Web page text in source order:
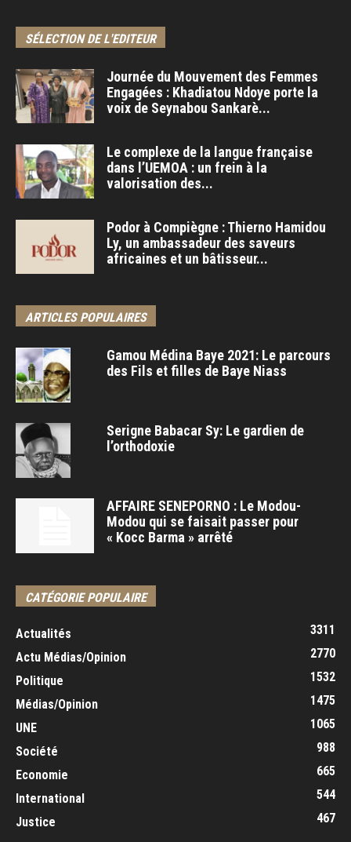
SÉLECTION DE L'EDITEUR
Journée du Mouvement des Femmes
Engagées : Khadiatou Ndoye porte la
voix de Seynabou Sankarè...
Le complexe de la langue française
dans l’UEMOA : un frein à la
valorisation des...
Podor à Compiègne : Thierno Hamidou
Ly, un ambassadeur des saveurs
africaines et un bâtisseur...
ARTICLES POPULAIRES
Gamou Médina Baye 2021: Le parcours
des Fils et filles de Baye Niass
Serigne Babacar Sy: Le gardien de
l’orthodoxie
AFFAIRE SENEPORNO : Le Modou-
Modou qui se faisait passer pour
« Kocc Barma » arrêté
CATÉGORIE POPULAIRE
Actualités
3311
Actu Médias/Opinion
2770
Politique
1532
Médias/Opinion
1475
UNE
1065
Société
988
Economie
665
International
544
Justice
467